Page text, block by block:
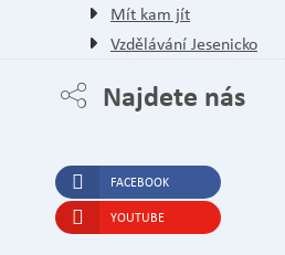
Mít kam jít
Vzdělávání Jesenicko
Najdete nás
FACEBOOK
YOUTUBE